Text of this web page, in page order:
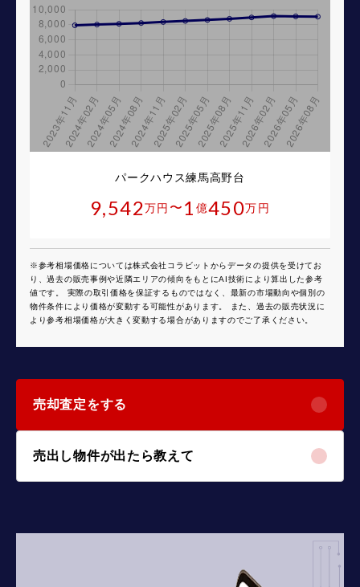
パークハウス練馬高野台
9,542万円 〜 1 億450万円
※参考相場価格については株式会社コラビットからデータの提供を受けてお
り、過去の販売事例や近隣エリアの傾向をもとにAI技術により算出した参考
値です。 実際の取引価格を保証するものではなく、最新の市場動向や個別の
物件条件により価格が変動する可能性があります。 また、過去の販売状況に
より参考相場価格が大きく変動する場合がありますのでご了承ください。
売却査定をする
売出し物件が出たら教えて